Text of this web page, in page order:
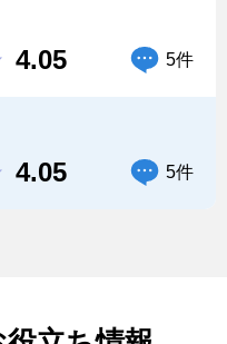
4.05 5件
4.05 5件